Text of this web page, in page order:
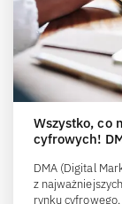
Wszystko, co
cyfrowych!
DMA (Digital
z
rynku